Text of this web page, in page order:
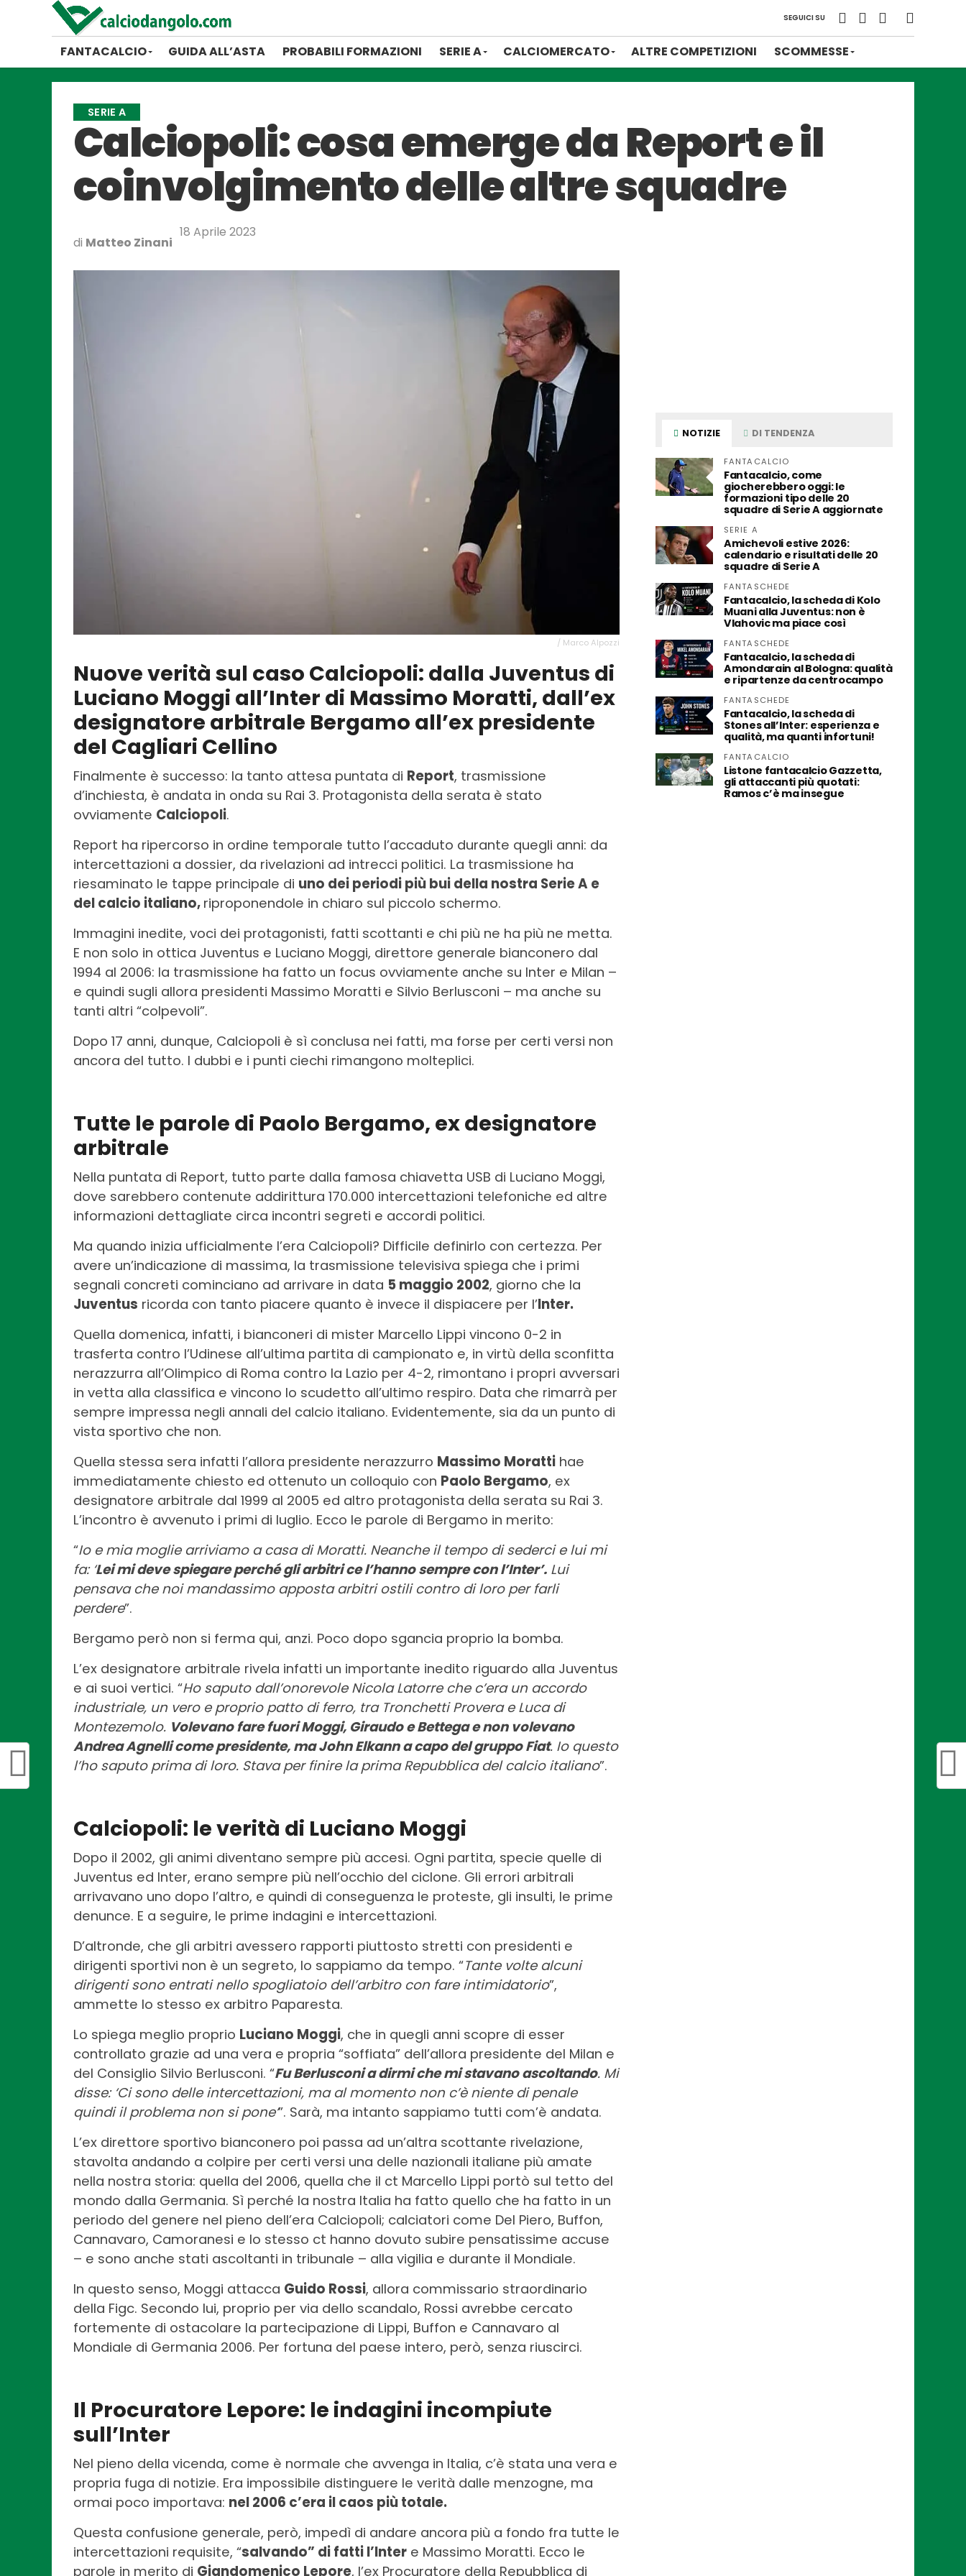
SEGUICI SU
FANTACALCIO GUIDA ALL’ASTA PROBABILI FORMAZIONI SERIE A CALCIOMERCATO ALTRE COMPETIZIONI SCOMMESSE
SERIE A
Calciopoli: cosa emerge da Report e il
coinvolgimento delle altre squadre
di Matteo Zinani
18 Aprile 2023
/ Marco Alpozzi
Nuove verità sul caso Calciopoli: dalla Juventus di
Luciano Moggi all’Inter di Massimo Moratti, dall’ex
designatore arbitrale Bergamo all’ex presidente
del Cagliari Cellino
Finalmente è successo: la tanto attesa puntata di Report, trasmissione
d’inchiesta, è andata in onda su Rai 3. Protagonista della serata è stato
ovviamente Calciopoli.
Report ha ripercorso in ordine temporale tutto l’accaduto durante quegli anni: da
intercettazioni a dossier, da rivelazioni ad intrecci politici. La trasmissione ha
riesaminato le tappe principale di uno dei periodi più bui della nostra Serie A e
del calcio italiano, riproponendole in chiaro sul piccolo schermo.
Immagini inedite, voci dei protagonisti, fatti scottanti e chi più ne ha più ne metta.
E non solo in ottica Juventus e Luciano Moggi, direttore generale bianconero dal
1994 al 2006: la trasmissione ha fatto un focus ovviamente anche su Inter e Milan –
e quindi sugli allora presidenti Massimo Moratti e Silvio Berlusconi – ma anche su
tanti altri “colpevoli”.
Dopo 17 anni, dunque, Calciopoli è sì conclusa nei fatti, ma forse per certi versi non
ancora del tutto. I dubbi e i punti ciechi rimangono molteplici.
Tutte le parole di Paolo Bergamo, ex designatore
arbitrale
Nella puntata di Report, tutto parte dalla famosa chiavetta USB di Luciano Moggi,
dove sarebbero contenute addirittura 170.000 intercettazioni telefoniche ed altre
informazioni dettagliate circa incontri segreti e accordi politici.
Ma quando inizia ufficialmente l’era Calciopoli? Difficile definirlo con certezza. Per
avere un’indicazione di massima, la trasmissione televisiva spiega che i primi
segnali concreti cominciano ad arrivare in data 5 maggio 2002, giorno che la
Juventus ricorda con tanto piacere quanto è invece il dispiacere per l’Inter.
Quella domenica, infatti, i bianconeri di mister Marcello Lippi vincono 0-2 in
trasferta contro l’Udinese all’ultima partita di campionato e, in virtù della sconfitta
nerazzurra all’Olimpico di Roma contro la Lazio per 4-2, rimontano i propri avversari
in vetta alla classifica e vincono lo scudetto all’ultimo respiro. Data che rimarrà per
sempre impressa negli annali del calcio italiano. Evidentemente, sia da un punto di
vista sportivo che non.
Quella stessa sera infatti l’allora presidente nerazzurro Massimo Moratti hae
immediatamente chiesto ed ottenuto un colloquio con Paolo Bergamo, ex
designatore arbitrale dal 1999 al 2005 ed altro protagonista della serata su Rai 3.
L’incontro è avvenuto i primi di luglio. Ecco le parole di Bergamo in merito:
“Io e mia moglie arriviamo a casa di Moratti. Neanche il tempo di sederci e lui mi
fa: ‘Lei mi deve spiegare perché gli arbitri ce l’hanno sempre con l’Inter’. Lui
pensava che noi mandassimo apposta arbitri ostili contro di loro per farli
perdere”.
Bergamo però non si ferma qui, anzi. Poco dopo sgancia proprio la bomba.
L’ex designatore arbitrale rivela infatti un importante inedito riguardo alla Juventus
e ai suoi vertici. “Ho saputo dall’onorevole Nicola Latorre che c’era un accordo
industriale, un vero e proprio patto di ferro, tra Tronchetti Provera e Luca di
Montezemolo. Volevano fare fuori Moggi, Giraudo e Bettega e non volevano
Andrea Agnelli come presidente, ma John Elkann a capo del gruppo Fiat. Io questo
l’ho saputo prima di loro. Stava per finire la prima Repubblica del calcio italiano”.
Calciopoli: le verità di Luciano Moggi
Dopo il 2002, gli animi diventano sempre più accesi. Ogni partita, specie quelle di
Juventus ed Inter, erano sempre più nell’occhio del ciclone. Gli errori arbitrali
arrivavano uno dopo l’altro, e quindi di conseguenza le proteste, gli insulti, le prime
denunce. E a seguire, le prime indagini e intercettazioni.
D’altronde, che gli arbitri avessero rapporti piuttosto stretti con presidenti e
dirigenti sportivi non è un segreto, lo sappiamo da tempo. “Tante volte alcuni
dirigenti sono entrati nello spogliatoio dell’arbitro con fare intimidatorio”,
ammette lo stesso ex arbitro Paparesta.
Lo spiega meglio proprio Luciano Moggi, che in quegli anni scopre di esser
controllato grazie ad una vera e propria “soffiata” dell’allora presidente del Milan e
del Consiglio Silvio Berlusconi. “Fu Berlusconi a dirmi che mi stavano ascoltando. Mi
disse: ‘Ci sono delle intercettazioni, ma al momento non c’è niente di penale
quindi il problema non si pone’”. Sarà, ma intanto sappiamo tutti com’è andata.
L’ex direttore sportivo bianconero poi passa ad un’altra scottante rivelazione,
stavolta andando a colpire per certi versi una delle nazionali italiane più amate
nella nostra storia: quella del 2006, quella che il ct Marcello Lippi portò sul tetto del
mondo dalla Germania. Sì perché la nostra Italia ha fatto quello che ha fatto in un
periodo del genere nel pieno dell’era Calciopoli; calciatori come Del Piero, Buffon,
Cannavaro, Camoranesi e lo stesso ct hanno dovuto subire pensatissime accuse
– e sono anche stati ascoltanti in tribunale – alla vigilia e durante il Mondiale.
In questo senso, Moggi attacca Guido Rossi, allora commissario straordinario
della Figc. Secondo lui, proprio per via dello scandalo, Rossi avrebbe cercato
fortemente di ostacolare la partecipazione di Lippi, Buffon e Cannavaro al
Mondiale di Germania 2006. Per fortuna del paese intero, però, senza riuscirci.
Il Procuratore Lepore: le indagini incompiute
sull’Inter
Nel pieno della vicenda, come è normale che avvenga in Italia, c’è stata una vera e
propria fuga di notizie. Era impossibile distinguere le verità dalle menzogne, ma
ormai poco importava: nel 2006 c’era il caos più totale.
Questa confusione generale, però, impedì di andare ancora più a fondo fra tutte le
intercettazioni requisite, “salvando” di fatti l’Inter e Massimo Moratti. Ecco le
parole in merito di Giandomenico Lepore, l’ex Procuratore della Repubblica di
NOTIZIE DI TENDENZA
FANTACALCIO
Fantacalcio, come
giocherebbero oggi: le
formazioni tipo delle 20
squadre di Serie A aggiornate
SERIE A
Amichevoli estive 2026:
calendario e risultati delle 20
squadre di Serie A
FANTASCHEDE
Fantacalcio, la scheda di Kolo
Muani alla Juventus: non è
Vlahovic ma piace così
FANTASCHEDE
Fantacalcio, la scheda di
Amondarain al Bologna: qualità
e ripartenze da centrocampo
FANTASCHEDE
Fantacalcio, la scheda di
Stones all’Inter: esperienza e
qualità, ma quanti infortuni!
FANTACALCIO
Listone fantacalcio Gazzetta,
gli attaccanti più quotati:
Ramos c’è ma insegue